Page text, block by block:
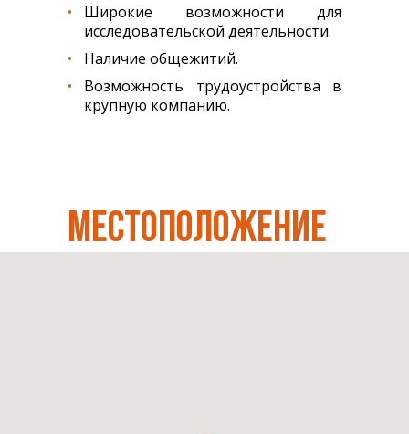
Широкие возможности для
исследовательской деятельности.
Наличие общежитий.
Возможность трудоустройства в
крупную компанию.
МЕСТОПОЛОЖЕНИЕ